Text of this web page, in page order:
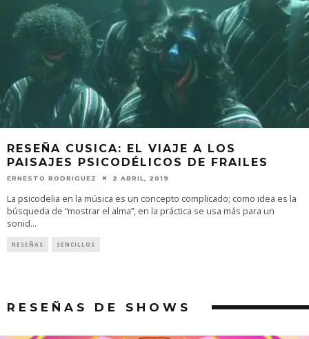
RESEÑA CUSICA: EL VIAJE A LOS
PAISAJES PSICODÉLICOS DE FRAILES
ERNESTO RODRIGUEZ 2 ABRIL, 2019
La psicodelia en la música es un concepto complicado; como idea es la
búsqueda de “mostrar el alma”, en la práctica se usa más para un
sonid...
RESEÑAS SENCILLOS
RESEÑAS DE SHOWS